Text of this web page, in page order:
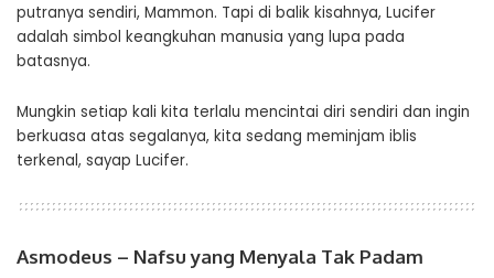
putranya sendiri, Mammon. Tapi di balik kisahnya, Lucifer
adalah simbol keangkuhan manusia yang lupa pada
batasnya.
Mungkin setiap kali kita terlalu mencintai diri sendiri dan ingin
berkuasa atas segalanya, kita sedang meminjam iblis
terkenal, sayap Lucifer.
Asmodeus – Nafsu yang Menyala Tak Padam